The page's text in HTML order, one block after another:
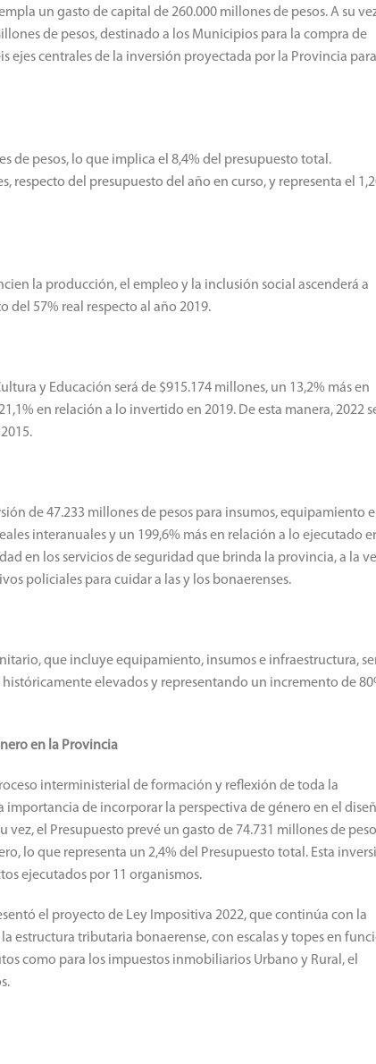
un gasto de capital de 260.000 millones de pesos. A su
de pesos, destinado a los Municipios para la compra de
ejes centrales de la inversión proyectada por la Provincia para
de pesos, lo que implica el 8,4% del presupuesto total.
respecto del presupuesto del año en curso, y representa el
la producción, el empleo y la inclusión social ascenderá a
del 57% real respecto al año 2019.
y Educación será de $915.174 millones, un 13,2% más en
en relación a lo invertido en 2019. De esta manera, 2022
de 47.233 millones de pesos para insumos, equipamiento e
interanuales y un 199,6% más en relación a lo ejecutado
en los servicios de seguridad que brinda la provincia, a la
policiales para cuidar a las y los bonaerenses.
que incluye equipamiento, insumos e infraestructura,
elevados y representando un incremento de
en la Provincia
interministerial de formación y reflexión de toda la
de incorporar la perspectiva de género en el
vez, el Presupuesto prevé un gasto de 74.731 millones de
lo que representa un 2,4% del Presupuesto total. Esta
ejecutados por 11 organismos.
el proyecto de Ley Impositiva 2022, que continúa con la
estructura tributaria bonaerense, con escalas y topes en
como para los impuestos inmobiliarios Urbano y Rural, el